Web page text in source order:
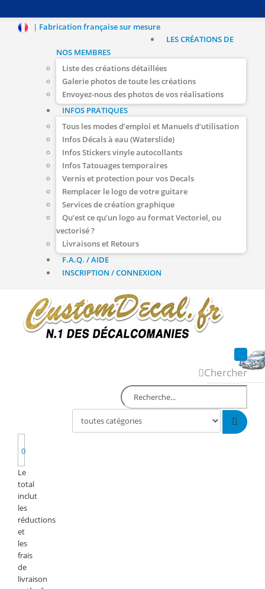
| Fabrication française sur mesure
LES CRÉATIONS DE
NOS MEMBRES
Liste des créations détaillées
Galerie photos de toute les créations
Envoyez-nous des photos de vos réalisations
INFOS PRATIQUES
Tous les modes d’emploi et Manuels d’utilisation
Infos Décals à eau (Waterslide)
Infos Stickers vinyle autocollants
Infos Tatouages temporaires
Vernis et protection pour vos Decals
Remplacer le logo de votre guitare
Services de création graphique
Qu’est ce qu’un logo au format Vectoriel, ou
vectorisé ?
Livraisons et Retours
F.A.Q. / AIDE
INSCRIPTION / CONNEXION
Chercher
0
Le
total
inclut
les
réductions
et
les
frais
de
livraison